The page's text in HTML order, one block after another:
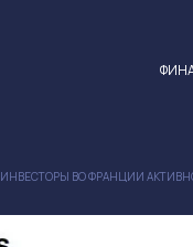
ИНВЕСТОРЫ ВО ФРАНЦИИ